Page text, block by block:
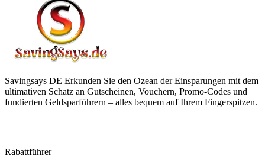
Savingsays DE Erkunden Sie den Ozean der Einsparungen mit dem
ultimativen Schatz an Gutscheinen, Vouchern, Promo-Codes und
fundierten Geldsparführern – alles bequem auf Ihrem Fingerspitzen.
Rabattführer